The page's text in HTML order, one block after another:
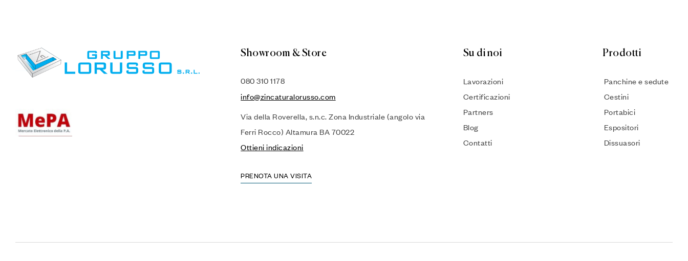
Showroom & Store
080 310 1178
info@zincaturalorusso.com
Via della Roverella, s.n.c. Zona Industriale (angolo via
Ferri Rocco) Altamura BA 70022
Ottieni indicazioni
PRENOTA UNA VISITA
Su di noi
Lavorazioni
Certificazioni
Partners
Blog
Contatti
Prodotti
Panchine e sedute
Cestini
Portabici
Espositori
Dissuasori